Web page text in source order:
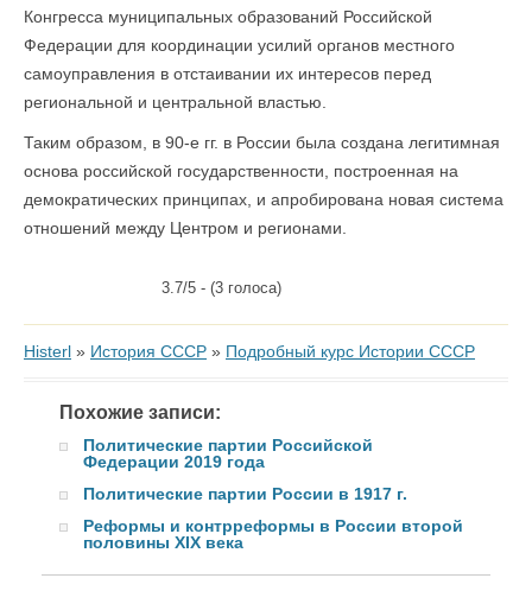
Конгресса муниципальных образований Российской
Федерации для координации усилий органов местного
самоуправления в отстаивании их интересов перед
региональной и центральной властью.
Таким образом, в 90-е гг. в России была создана легитимная
основа российской государственности, построенная на
демократических принципах, и апробирована новая система
отношений между Центром и регионами.
3.7/5 - (3 голоса)
Histerl » История СССР » Подробный курс Истории СССР
Похожие записи:
Политические партии Российской
Федерации 2019 года
Политические партии России в 1917 г.
Реформы и контрреформы в России второй
половины XIX века